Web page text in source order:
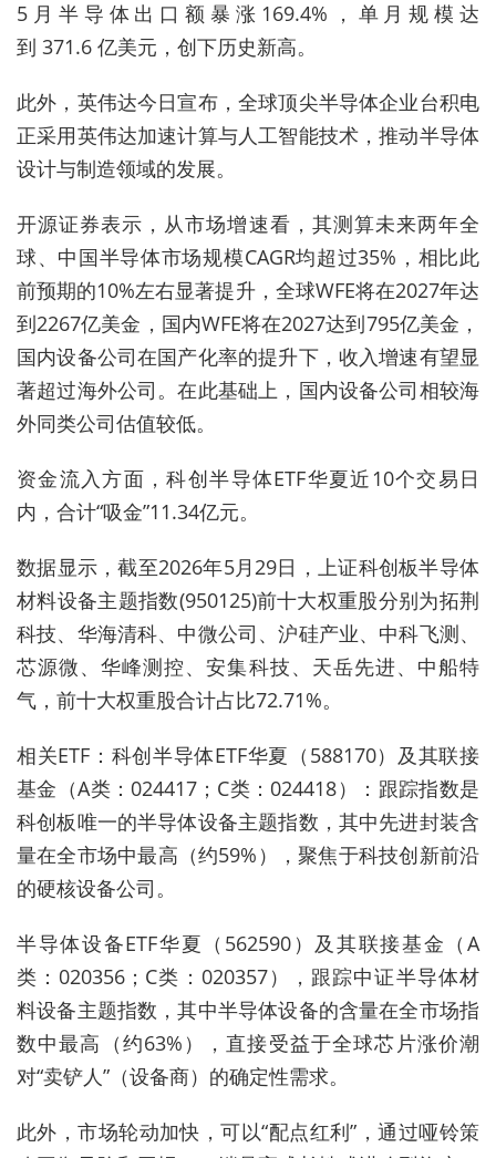
5月半导体出口额暴涨169.4%，单月规模达
到 371.6 亿美元，创下历史新高。
此外，英伟达今日宣布，全球顶尖半导体企业台积电
正采用英伟达加速计算与人工智能技术，推动半导体
设计与制造领域的发展。
开源证券表示，从市场增速看，其测算未来两年全
球、中国半导体市场规模CAGR均超过35%，相比此
前预期的10%左右显著提升，全球WFE将在2027年达
到2267亿美金，国内WFE将在2027达到795亿美金，
国内设备公司在国产化率的提升下，收入增速有望显
著超过海外公司。在此基础上，国内设备公司相较海
外同类公司估值较低。
资金流入方面，科创半导体ETF华夏近10个交易日
内，合计“吸金”11.34亿元。
数据显示，截至2026年5月29日，上证科创板半导体
材料设备主题指数(950125)前十大权重股分别为拓荆
科技、华海清科、中微公司、沪硅产业、中科飞测、
芯源微、华峰测控、安集科技、天岳先进、中船特
气，前十大权重股合计占比72.71%。
相关ETF：科创半导体ETF华夏（588170）及其联接
基金（A类：024417；C类：024418）：跟踪指数是
科创板唯一的半导体设备主题指数，其中先进封装含
量在全市场中最高（约59%），聚焦于科技创新前沿
的硬核设备公司。
半导体设备ETF华夏（562590）及其联接基金（A
类：020356；C类：020357），跟踪中证半导体材
料设备主题指数，其中半导体设备的含量在全市场指
数中最高（约63%），直接受益于全球芯片涨价潮
对“卖铲人”（设备商）的确定性需求。
此外，市场轮动加快，可以“配点红利”，通过哑铃策